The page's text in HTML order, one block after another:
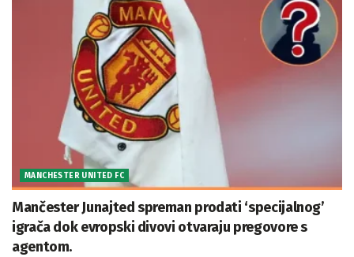
MANCHESTER UNITED FC
Mančester Junajted spreman prodati ‘specijalnog’
igrača dok evropski divovi otvaraju pregovore s
agentom.